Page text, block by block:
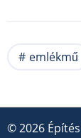
emlékmű
© 2026